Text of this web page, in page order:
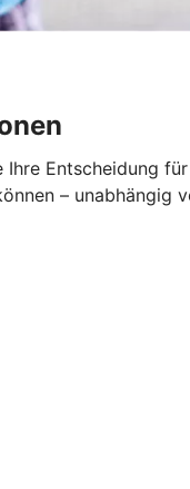
Entscheidung
–